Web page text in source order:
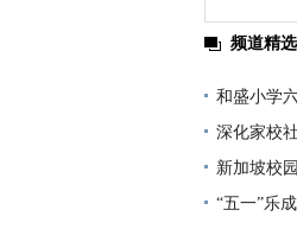
频道精选
和盛小学
深化家校
新加坡校
“五一”乐